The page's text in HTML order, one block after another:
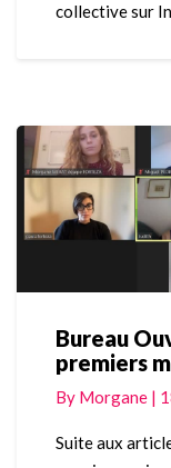
collective sur
Bureau
Ouvert
silence
des
Bureau
premiers
By Morgane |
Suite aux